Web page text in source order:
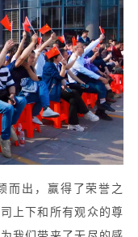
而出，赢得了荣誉之
上下和所有观众的尊